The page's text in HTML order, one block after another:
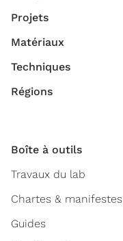
Projets
Matériaux
Techniques
Régions
Boîte à outils
Travaux du lab
Chartes & manifestes
Guides